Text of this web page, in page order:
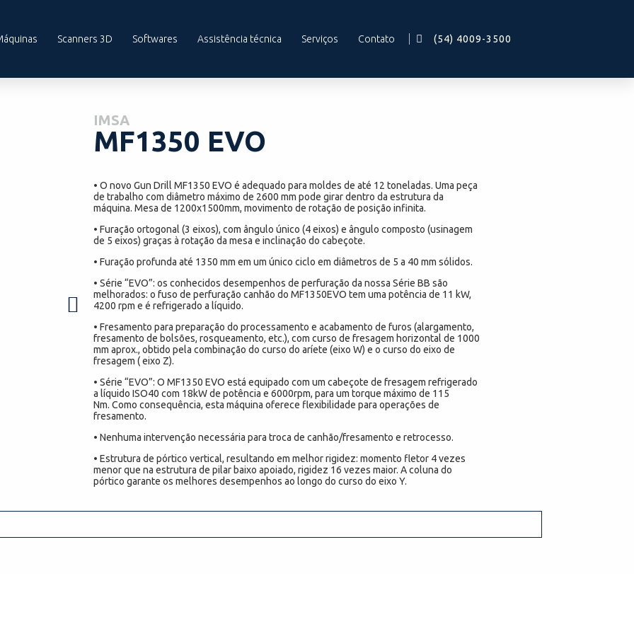
Scanners 3D Softwares Assistência técnica Serviços Contato (54) 4009-3500
IMSA
MF1350 EVO
• O novo Gun Drill MF1350 EVO é adequado para moldes de até 12 toneladas. Uma peça
de trabalho com diâmetro máximo de 2600 mm pode girar dentro da estrutura da
máquina. Mesa de 1200x1500mm, movimento de rotação de posição infinita.
• Furação ortogonal (3 eixos), com ângulo único (4 eixos) e ângulo composto (usinagem
de 5 eixos) graças à rotação da mesa e inclinação do cabeçote.
• Furação profunda até 1350 mm em um único ciclo em diâmetros de 5 a 40 mm sólidos.
• Série “EVO”: os conhecidos desempenhos de perfuração da nossa Série BB são
melhorados: o fuso de perfuração canhão do MF1350EVO tem uma potência de 11 kW,
4200 rpm e é refrigerado a líquido.
• Fresamento para preparação do processamento e acabamento de furos (alargamento,
fresamento de bolsões, rosqueamento, etc.), com curso de fresagem horizontal de 1000
mm aprox., obtido pela combinação do curso do aríete (eixo W) e o curso do eixo de
fresagem ( eixo Z).
• Série “EVO”: O MF1350 EVO está equipado com um cabeçote de fresagem refrigerado
a líquido ISO40 com 18kW de potência e 6000rpm, para um torque máximo de 115
Nm. Como consequência, esta máquina oferece flexibilidade para operações de
fresamento.
• Nenhuma intervenção necessária para troca de canhão/fresamento e retrocesso.
• Estrutura de pórtico vertical, resultando em melhor rigidez: momento fletor 4 vezes
menor que na estrutura de pilar baixo apoiado, rigidez 16 vezes maior. A coluna do
pórtico garante os melhores desempenhos ao longo do curso do eixo Y.